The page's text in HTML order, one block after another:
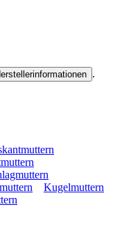
.
Kugelmuttern